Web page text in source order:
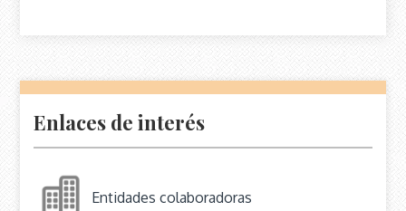
Enlaces de interés
Entidades colaboradoras